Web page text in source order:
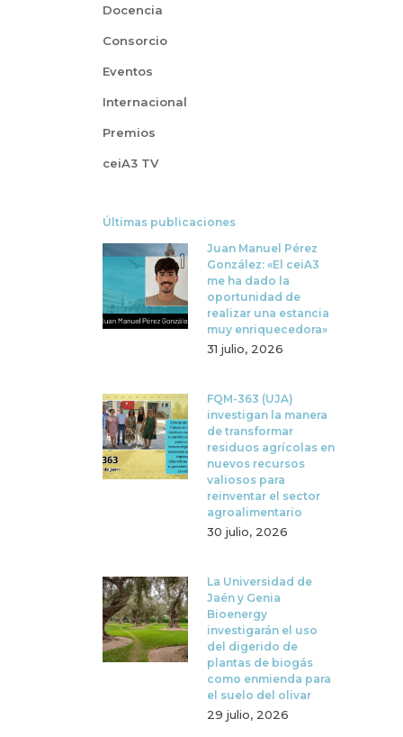
Docencia
Consorcio
Eventos
Internacional
Premios
ceiA3 TV
Últimas publicaciones
Juan Manuel Pérez
González: «El ceiA3
me ha dado la
oportunidad de
realizar una estancia
muy enriquecedora»
31 julio, 2026
FQM-363 (UJA)
investigan la manera
de transformar
residuos agrícolas en
nuevos recursos
valiosos para
reinventar el sector
agroalimentario
30 julio, 2026
La Universidad de
Jaén y Genia
Bioenergy
investigarán el uso
del digerido de
plantas de biogás
como enmienda para
el suelo del olivar
29 julio, 2026